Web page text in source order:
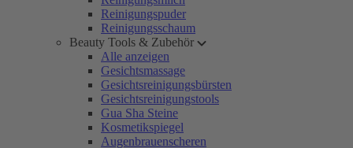
Reinigungspuder
Reinigungsschaum
Beauty Tools & Zubehör
Alle anzeigen
Gesichtsmassage
Gesichtsreinigungsbürsten
Gesichtsreinigungstools
Gua Sha Steine
Kosmetikspiegel
Augenbrauenscheren